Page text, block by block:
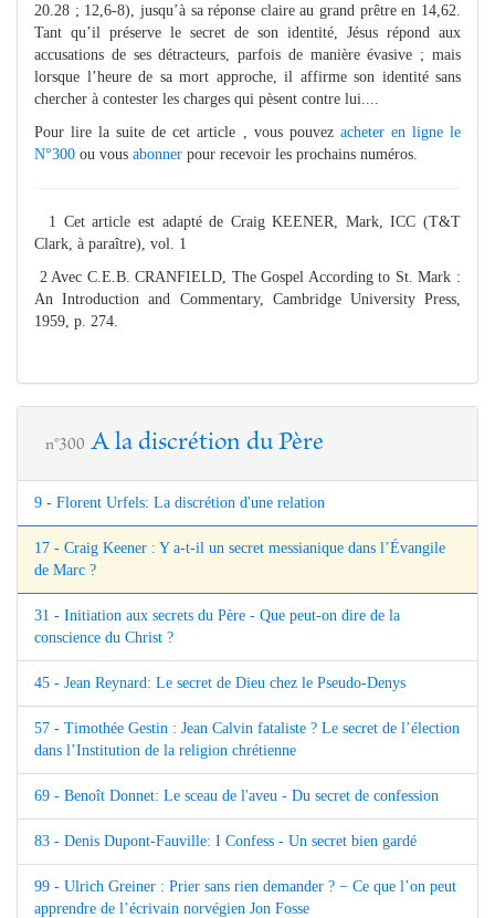
20.28 ; 12,6-8), jusqu’à sa réponse claire au grand prêtre en 14,62.
Tant qu’il préserve le secret de son identité, Jésus répond aux
accusations de ses détracteurs, parfois de manière évasive ; mais
lorsque l’heure de sa mort approche, il affirme son identité sans
chercher à contester les charges qui pèsent contre lui....
Pour lire la suite de cet article , vous pouvez acheter en ligne le
N°300 ou vous abonner pour recevoir les prochains numéros.
1 Cet article est adapté de Craig KEENER, Mark, ICC (T&T
Clark, à paraître), vol. 1
2 Avec C.E.B. CRANFIELD, The Gospel According to St. Mark :
An Introduction and Commentary, Cambridge University Press,
1959, p. 274.
n°300 A la discrétion du Père
9 - Florent Urfels: La discrétion d'une relation
17 - Craig Keener : Y a-t-il un secret messianique dans l’Évangile
de Marc ?
31 - Initiation aux secrets du Père - Que peut-on dire de la
conscience du Christ ?
45 - Jean Reynard: Le secret de Dieu chez le Pseudo-Denys
57 - Timothée Gestin : Jean Calvin fataliste ? Le secret de l’élection
dans l’Institution de la religion chrétienne
69 - Benoît Donnet: Le sceau de l'aveu - Du secret de confession
83 - Denis Dupont-Fauville: I Confess - Un secret bien gardé
99 - Ulrich Greiner : Prier sans rien demander ? − Ce que l’on peut
apprendre de l’écrivain norvégien Jon Fosse